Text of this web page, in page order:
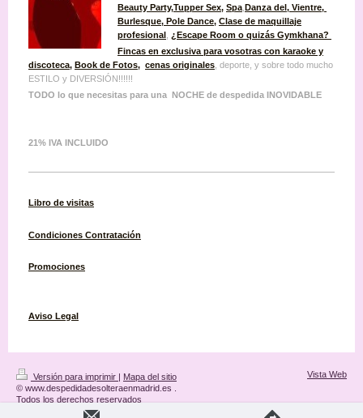
Beauty Party,Tupper Sex, Spa Danza del, Vientre,
Burlesque, Pole Dance, Clase de maquillaje
profesional ¿Escape Room o quizás Gymkhana?
Fincas en exclusiva para vosotras con karaoke y
discoteca, Book de Fotos, cenas originales , deporte, y sobre todo mucho
ESTILO y DIVERSIÓN!!!!!!
TODO lo que necesitas para una NOCHE de despedida INOVIDABLE
21% IVA INCLUIDO
Libro de visitas
Condiciones Contratación
Promociones
Aviso Legal
Versión para imprimir
Mapa del sitio
© www.despedidadesolteraenmadrid.es .
Todos los derechos reservados
Vista Web